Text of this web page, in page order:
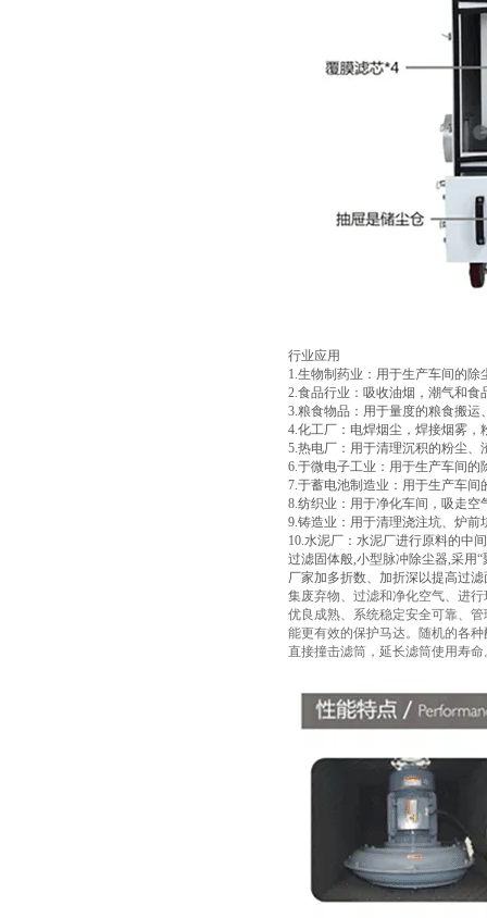
行业应用
1.生物制药业：用于生产车间的除
2.食品行业：吸收油烟，潮气和食
3.粮食物品：用于量度的粮食搬运
4.化工厂：电焊烟尘，焊接烟雾
5.热电厂：用于清理沉积的粉尘
6.于微电子工业：用于生产车间
7.于蓄电池制造业：用于生产车间
8.纺织业：用于净化车间，吸走空
9.铸造业：用于清理浇注坑、炉
10.水泥厂：水泥厂进行原料的中
过滤固体般,小型脉冲除尘器,采用
厂家加多折数、加折深以提高过滤
集废弃物、过滤和净化空气、进
优良成熟、系统稳定安全可靠、
能更有效的保护马达。随机的各
直接撞击滤筒，延长滤筒使用寿命